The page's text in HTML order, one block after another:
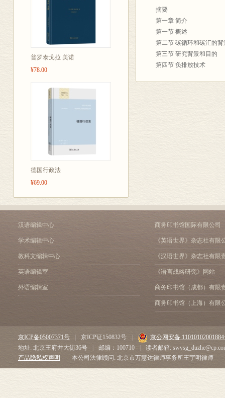
普罗泰戈拉 美诺
¥78.00
德国行政法
¥69.00
和全球范围内
综合性研究建
摘要
第一章 简介
第一节 概述
第二节 碳循环和碳汇的
第三节 研究背景和目的
第四节 负排放技术
第二节 陆地封存方法
第五节 次要影响
第六节 研究议程
第七节 小结
第四章 生物能源碳捕获
第一节 引言
第二节 背景
第六节 次要影响
第七节 研究议程
汉语编辑中心
学术编辑中心
教科文编辑中心
英语编辑室
外语编辑室
商务印书馆国际有限公司
《英语世界》杂志社有限
《汉语世界》杂志社有限
《语言战略研究》网站
商务印书馆（成都）有限
商务印书馆（上海）有限
京ICP备05007371号 京ICP证150832号
京公网安备
地址: 北京王府井大街36号
邮编：100710
读者邮箱:
产品隐私权声明
本公司法律顾问: 北京市万慧达律师事务所王宇明律师